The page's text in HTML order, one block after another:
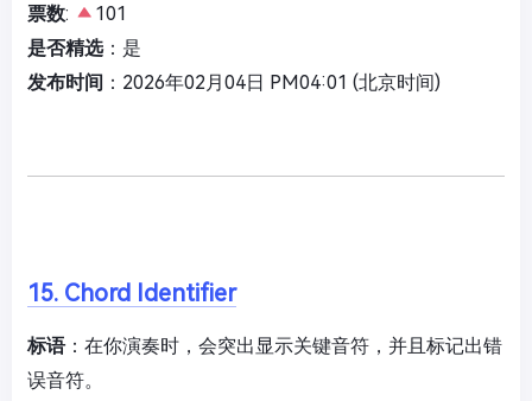
票数:
101
是否精选：是
发布时间 ：2026年02月04日 PM04:01 (北京时间)
15. Chord Identifier
标语：在你演奏时，会突出显示关键音符，并且标记出错
误音符。